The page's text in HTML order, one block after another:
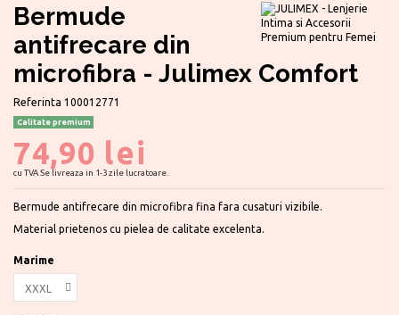
Bermude
antifrecare din
microfibra - Julimex Comfort
Referinta 100012771
Calitate premium
74,90 lei
cu TVASe livreaza in 1-3 zile lucratoare.
Bermude antifrecare din microfibra fina fara cusaturi vizibile.
Material prietenos cu pielea de calitate excelenta.
Marime